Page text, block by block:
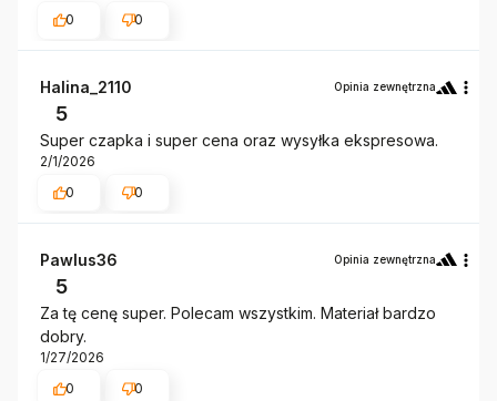
0
0
Halina_2110 Opinia zewnętrzna
5
Super czapka i super cena oraz wysyłka ekspresowa.
2/1/2026
0
0
Pawlus36 Opinia zewnętrzna
5
Za tę cenę super. Polecam wszystkim. Materiał bardzo
dobry.
1/27/2026
0
0